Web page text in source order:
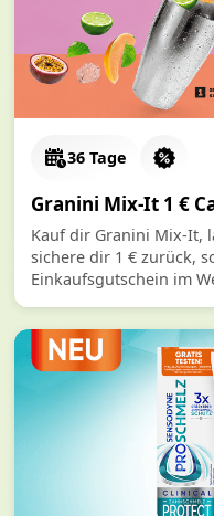
36 Tage
Granini Mix-It 1 €
Kauf dir Granini Mix-It,
sichere dir 1 € zurück,
Einkaufsgutschein im